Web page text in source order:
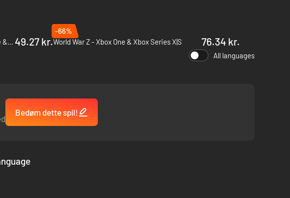
The Texas Chain Saw Massacre - Xbox One & Xbox Series X|S 49.27 kr.
-66%
World War Z - Xbox One & Xbox Series X|S
76.34 kr.
All languages
Bedøm dette spil!